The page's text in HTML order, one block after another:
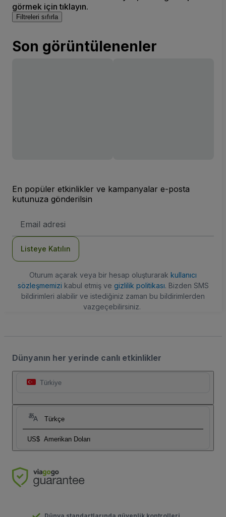
görmek için tıklayın.
Filtreleri sıfırla
Son görüntülenenler
En popüler etkinlikler ve kampanyalar e-posta
kutunuza gönderilsin
posta
Listeye Katılın
Oturum açarak veya bir hesap oluşturarak kullanıcı
sözleşmemizi kabul etmiş ve gizlilik politikası. Bizden SMS
bildirimleri alabilir ve istediğiniz zaman bu bildirimlerden
vazgeçebilirsiniz.
Dünyanın her yerinde canlı etkinlikler
Türkiye
Türkçe
US$ Amerikan Doları